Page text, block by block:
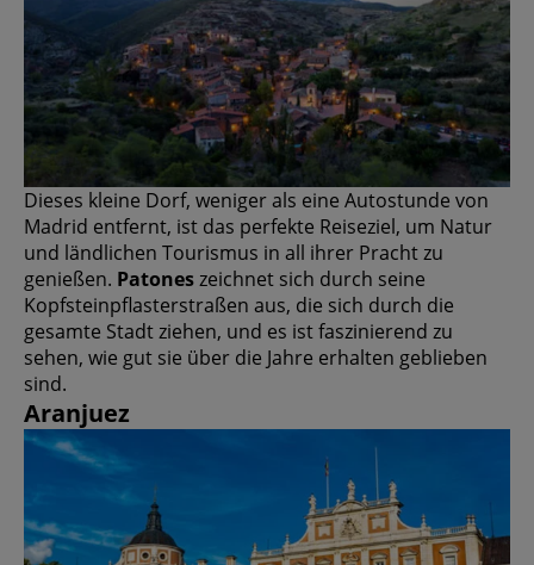
Dieses kleine Dorf, weniger als eine Autostunde von
Madrid entfernt, ist das perfekte Reiseziel, um Natur
und ländlichen Tourismus in all ihrer Pracht zu
genießen. Patoneszeichnet sich durch seine
Kopfsteinpflasterstraßen aus, die sich durch die
gesamte Stadt ziehen, und es ist faszinierend zu
sehen, wie gut sie über die Jahre erhalten geblieben
sind.
Aranjuez